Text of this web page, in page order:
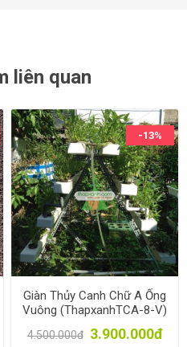
liên quan
-13%
Giàn Thủy Canh Chữ A Ống
Vuông (ThapxanhTCA-8-V)
4.500.000đ 3.900.000đ